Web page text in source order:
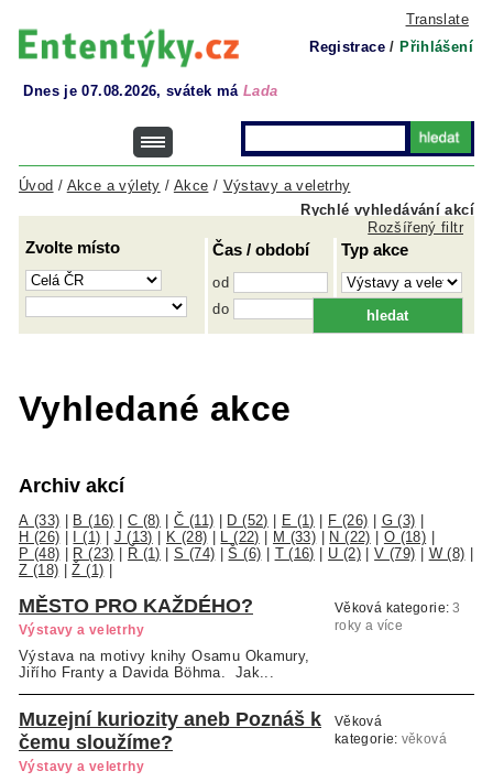
Translate
Registrace / Přihlášení
Dnes je 07.08.2026, svátek má Lada
Rychlé vyhledávání akcí
Úvod / Akce a výlety / Akce / Výstavy a veletrhy
Zvolte místo Čas / období
od
do
Typ akce
Rozšířený filtr
Vyhledané akce
Archiv akcí
A (33) B (16) C (8) |Č (11) D (52) E (1) F (26) G (3)
H (26)
I (1) J (13) K (28) L (22) M (33) N (22) O (18)
P (48)
R (23) Ř (1) |S (74) |Š (6) T (16) U (2)|V (79) W (8)
Z (18) |Ž (1)
MĚSTO PRO KAŽDÉHO?
Výstavy a veletrhy
Výstava na motivy knihy Osamu Okamury,
Jiřího Franty a Davida Böhma. Jak...
Věková kategorie: 3
roky a více
Muzejní kuriozity aneb Poznáš k
čemu sloužíme?
Výstavy a veletrhy
Věková
kategorie: věková